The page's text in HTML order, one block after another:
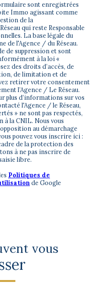
sont enregistrées
Immo agissant comme
de la
qui reste Responsable
La base légale du
de l'Agence / du Réseau.
de suppression et sont
à la loi «
des droits d’accès, de
de limitation et de
retirer votre consentement
l’Agence / Le Réseau.
plus d’informations sur vos
l'Agence / le Réseau,
» ne sont pas respectés,
à la CNIL. Nous vous
au démarchage
pouvez vous inscrire ici :
de la protection des
à ne pas inscrire de
libre.
Politiques de
de Google
vous